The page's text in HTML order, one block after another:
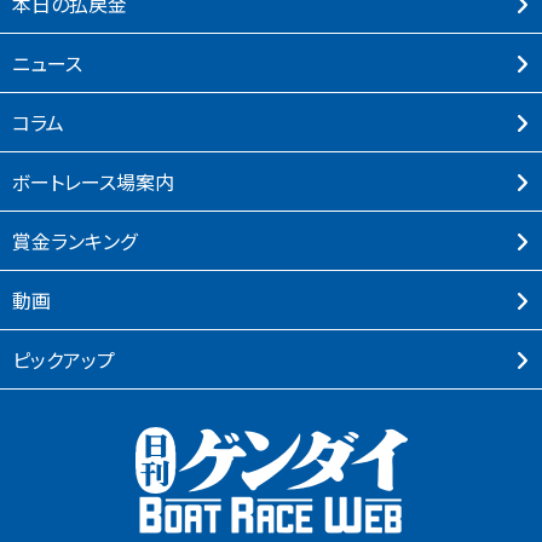
ニュース
コラム
ボートレース場案内
賞⾦ランキング
動画
ピックアップ